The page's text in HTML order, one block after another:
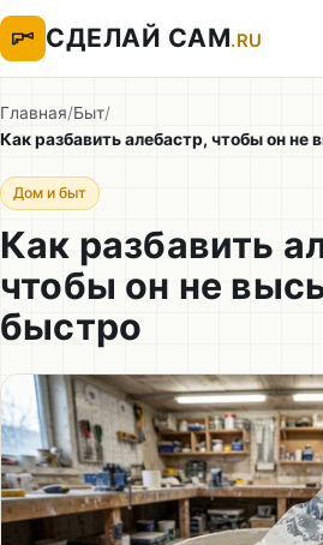
СДЕЛАЙ САМ.RU
Главная/Быт/
Как разбавить алебастр, чтобы он не
Дом и быт
Как разбавить
чтобы он не
быстро